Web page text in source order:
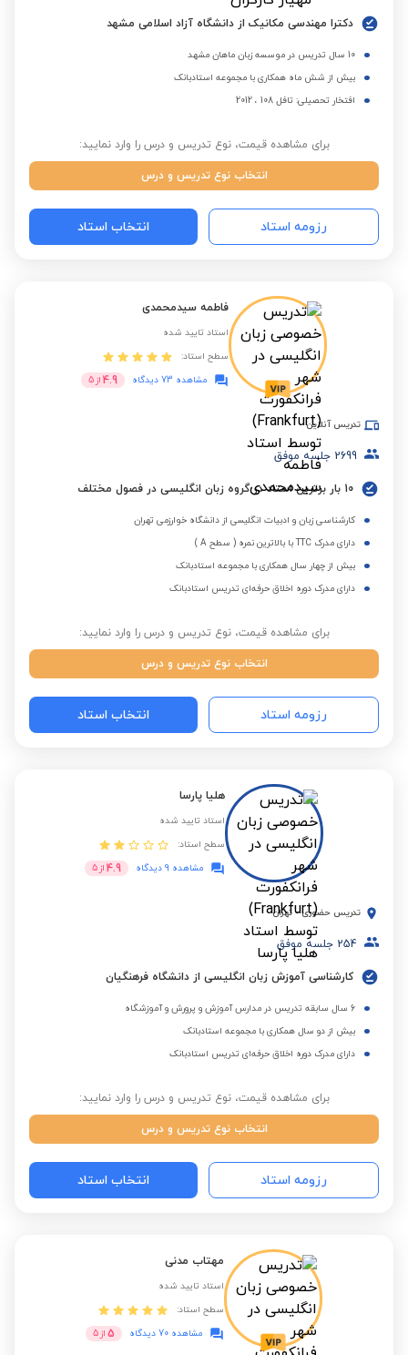
دکترا مهندسی مکانیک از دانشگاه آزاد اسلامی مشهد
10 سال تدریس در موسسه زبان ماهان مشهد
بیش از شش ماه همکاری با مجموعه استادبانک
افتخار تحصیلی: تافل 108 ، 2012
برای مشاهده قیمت، نوع تدریس و درس را وارد نمایید:
انتخاب نوع تدریس و درس
رزومه استاد انتخاب استاد
فاطمه سیدمحمدی
استاد تایید شده
سطح استاد:
مشاهده 73 دیدگاه
4.9 از 5
تدریس آنلاین
2699 جلسه موفق
10 بار برترین استاد در گروه زبان انگلیسی در فصول مختلف
کارشناسی زبان و ادبیات انگلیسی از دانشگاه خوارزمی تهران
دارای مدرک TTC با بالاترین نمره ( سطح A )
بیش از چهار سال همکاری با مجموعه استادبانک
دارای مدرک دوره اخلاق حرفه‌ای تدریس استادبانک
برای مشاهده قیمت، نوع تدریس و درس را وارد نمایید:
انتخاب نوع تدریس و درس
رزومه استاد انتخاب استاد
هلیا پارسا
استاد تایید شده
سطح استاد:
مشاهده 9 دیدگاه
4.9 از 5
تدریس حضوری - تهران
254 جلسه موفق
کارشناسی آموزش زبان انگلیسی از دانشگاه فرهنگیان
6 سال سابقه تدریس در مدارس آموزش و پرورش و آموزشگاه
بیش از دو سال همکاری با مجموعه استادبانک
دارای مدرک دوره اخلاق حرفه‌ای تدریس استادبانک
برای مشاهده قیمت، نوع تدریس و درس را وارد نمایید:
انتخاب نوع تدریس و درس
رزومه استاد انتخاب استاد
مهتاب مدنی
استاد تایید شده
سطح استاد:
مشاهده 70 دیدگاه
5 از 5